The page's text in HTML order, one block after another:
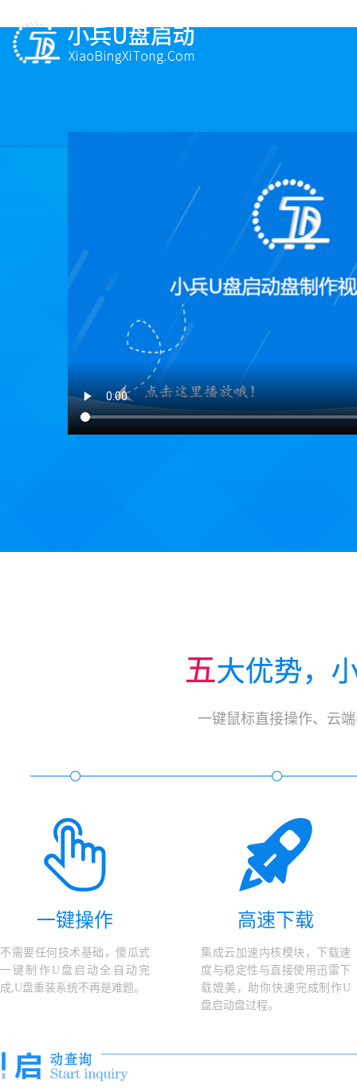
一键鼠标直接操作、云
一键操作
不需要任何技术基础，傻瓜式
一键制作U盘启动全自动完
成,U盘重装系统不再是难题。
高速下载
集成云加速内核模块，下载速
度与稳定性与直接使用迅雷下
载媲美，助你快速完成制作U
盘启动盘过程。